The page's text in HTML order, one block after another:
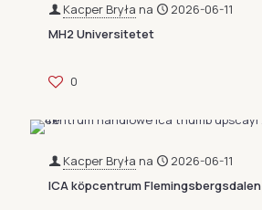
Kacper Bryła na
2026-06-11
MH2 Universitetet
0
Kacper Bryła na
2026-06-11
ICA köpcentrum Flemingsbergsdalen